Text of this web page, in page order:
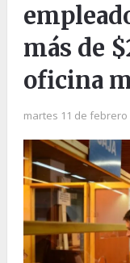
más de
oficina
martes 11 de febrero